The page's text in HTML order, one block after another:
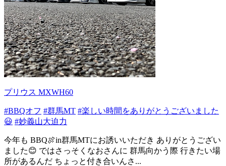
プリウス MXWH60
#BBQオフ #群馬MT #楽しい時間をありがとうございました
😃 #妙義山大迫力
今年も BBQ🍖in群馬MTにお誘いいただき ありがとうござい
ました😊 ではさっそくなおさんに 群馬向かう際 行きたい場
所があるんだ ちょっと付き合いんさ...